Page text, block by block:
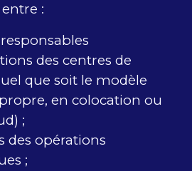
:
des centres de
que soit le modèle
en colocation ou
;
des opérations
;